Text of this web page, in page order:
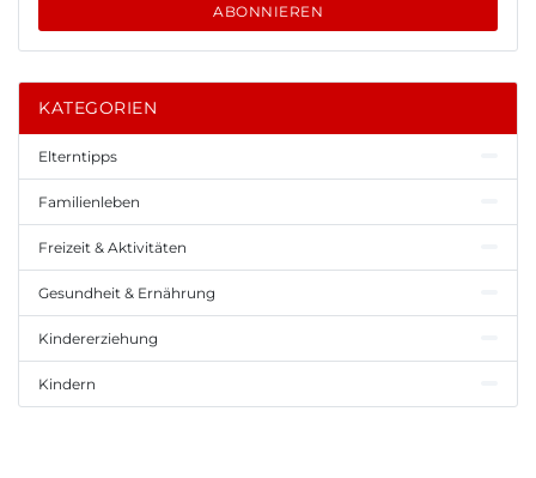
ABONNIEREN
KATEGORIEN
Elterntipps
Familienleben
Freizeit & Aktivitäten
Gesundheit & Ernährung
Kindererziehung
Kindern